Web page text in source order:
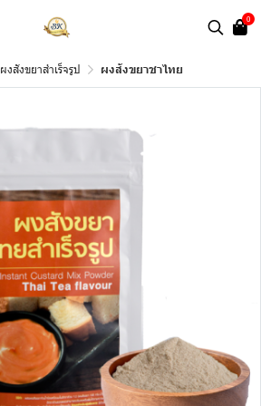
0
ผงสังขยาสำเร็จรูป ผงสังขยาชาไทย